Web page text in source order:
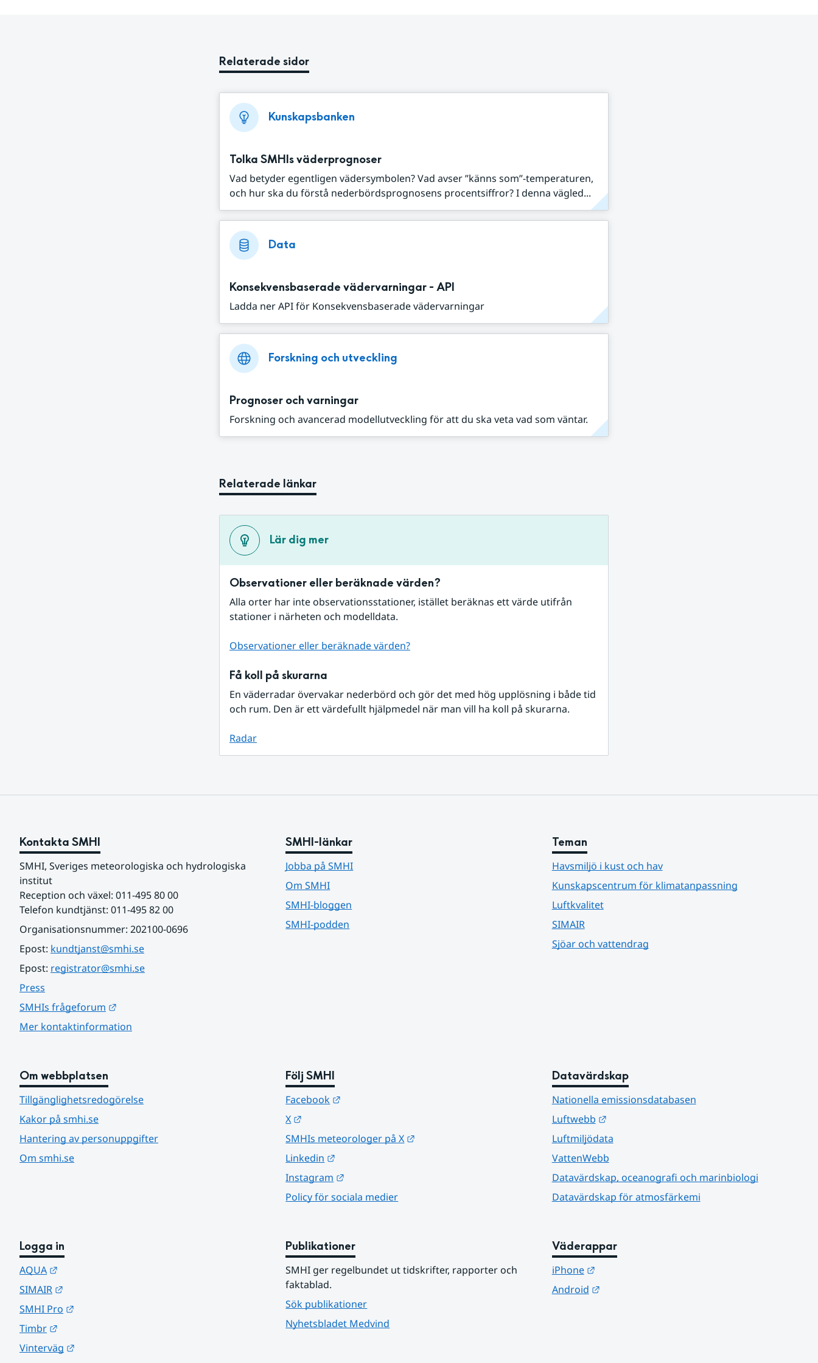
Relaterade sidor
Kunskapsbanken
Tolka SMHIs väderprognoser
Vad betyder egentligen vädersymbolen? Vad avser ”känns som”-temperaturen,
och hur ska du förstå nederbördsprognosens procentsiffror? I denna vägled...
Data
Konsekvensbaserade vädervarningar - API
Ladda ner API för Konsekvensbaserade vädervarningar
Forskning och utveckling
Prognoser och varningar
Forskning och avancerad modellutveckling för att du ska veta vad som väntar.
Relaterade länkar
Lär dig mer
Observationer eller beräknade värden?
Alla orter har inte observationsstationer, istället beräknas ett värde utifrån
stationer i närheten och modelldata.
Observationer eller beräknade värden?
Få koll på skurarna
En väderradar övervakar nederbörd och gör det med hög upplösning i både tid
och rum. Den är ett värdefullt hjälpmedel när man vill ha koll på skurarna.
Radar
Kontakta SMHI
SMHI, Sveriges meteorologiska och hydrologiska
institut
Reception och växel: 011-495 80 00
Telefon kundtjänst: 011-495 82 00
Organisationsnummer: 202100-0696
Epost: kundtjanst@smhi.se
Epost: registrator@smhi.se
Press
SMHIs frågeforum
Mer kontaktinformation
SMHI-länkar
Jobba på SMHI
Om SMHI
SMHI-bloggen
SMHI-podden
Teman
Havsmiljö i kust och hav
Kunskapscentrum för klimatanpassning
Luftkvalitet
SIMAIR
Sjöar och vattendrag
Om webbplatsen
Tillgänglighetsredogörelse
Kakor på smhi.se
Hantering av personuppgifter
Om smhi.se
Följ SMHI
Facebook
X
SMHIs meteorologer på X
Linkedin
Instagram
Policy för sociala medier
Datavärdskap
Nationella emissionsdatabasen
Luftwebb
Länk till annan webbplats.
Luftmiljödata
VattenWebb
Datavärdskap, oceanografi och marinbiologi
Datavärdskap för atmosfärkemi
Logga in
AQUA
SIMAIR
SMHI Pro
Timbr
Vinterväg
Publikationer
SMHI ger regelbundet ut tidskrifter, rapporter och
faktablad.
Sök publikationer
Nyhetsbladet Medvind
Väderappar
iPhone
Länk till annan webbplats.
Android
Länk till annan webbplats.